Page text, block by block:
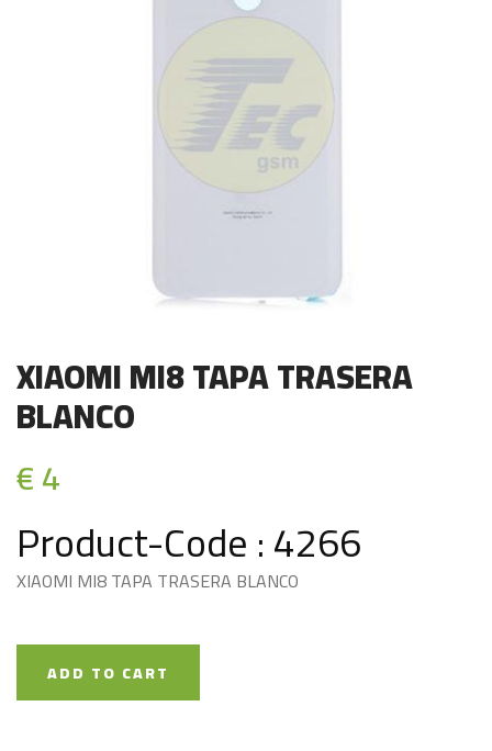
XIAOMI MI8 TAPA TRASERA
BLANCO
€ 4
Product-Code : 4266
XIAOMI MI8 TAPA TRASERA BLANCO
ADD TO CART